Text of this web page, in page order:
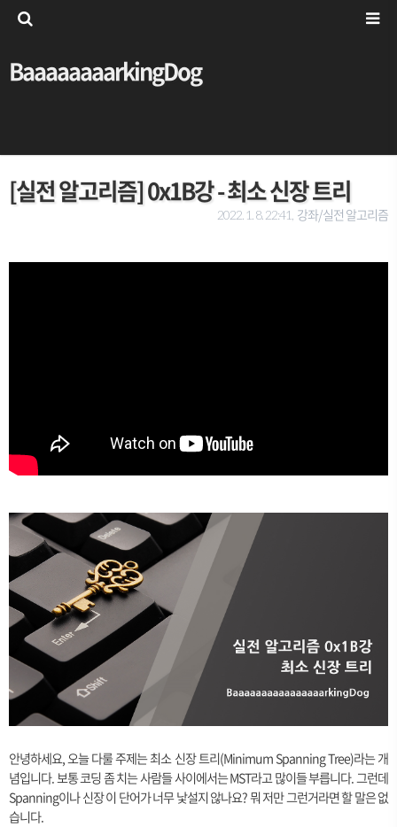
BaaaaaaaarkingDog
[실전 알고리즘] 0x1B강 - 최소 신장 트리
2022. 1. 8. 22:41, 강좌/실전 알고리즘
안녕하세요, 오늘 다룰 주제는 최소 신장 트리(Minimum Spanning Tree)라는 개
념입니다. 보통 코딩 좀 치는 사람들 사이에서는 MST라고 많이들 부릅니다. 그런데
Spanning이나 신장 이 단어가 너무 낯설지 않나요? 뭐 저만 그런거라면 할 말은 없
습니다.